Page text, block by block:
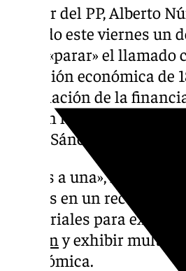
El líder del PP, Alberto
pactado este viernes
como «parar» el
inyección económica
negociación de la
caer en la «bilateralidad
Pedro Sánchez.
«Todos a una», ha
medios en un receso de
territoriales para
catalán y exhibir
autonómica.